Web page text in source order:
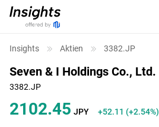
Insights Aktien 3382.JP
Seven & I Holdings Co., Ltd.
3382.JP
2102.42 JPY +52.08 (+2.54%)